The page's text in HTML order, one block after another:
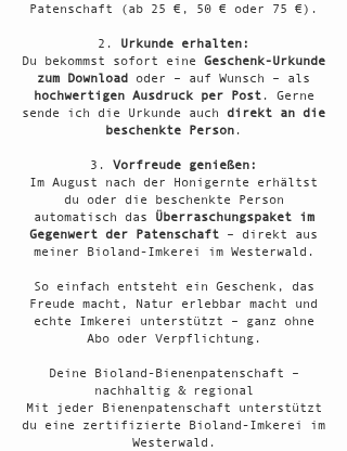
Patenschaft (ab 25 €, 50 € oder 75 €).
Urkunde erhalten:
Du bekommst sofort eine Geschenk-Urkunde
zum Download oder – auf Wunsch – als
hochwertigen Ausdruck per Post. Gerne
sende ich die Urkunde auch direkt an die
beschenkte Person .
Vorfreude genießen:
Im August nach der Honigernte erhältst
du oder die beschenkte Person
automatisch das
Überraschungspaket im
Gegenwert der Patenschaft – direkt aus
meiner Bioland-Imkerei im Westerwald.
So einfach entsteht ein Geschenk, das
Freude macht, Natur erlebbar macht und
echte Imkerei unterstützt – ganz ohne
Abo oder Verpflichtung.
Deine Bioland-Bienenpatenschaft –
nachhaltig & regional
Mit jeder Bienenpatenschaft unterstützt
du eine zertifizierte Bioland-Imkerei im
Westerwald.